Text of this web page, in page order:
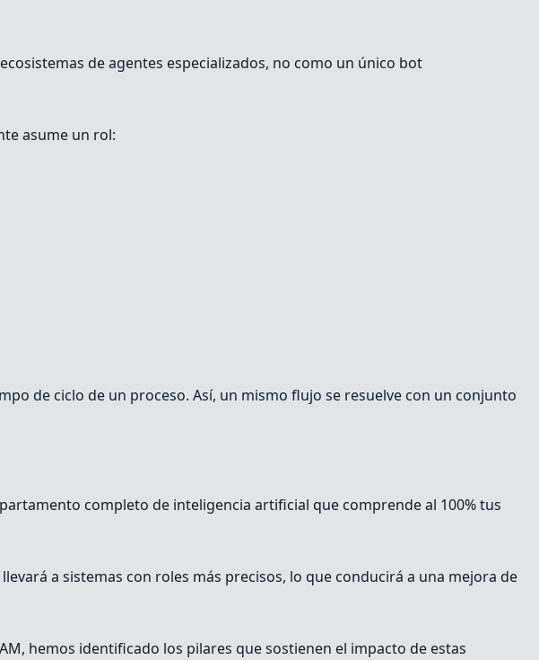
de agentes especializados, no como un único bot
asume un rol:
de ciclo de un proceso. Así, un mismo flujo se resuelve con un conjunto
completo de inteligencia artificial que comprende al 100% tus
a sistemas con roles más precisos, lo que conducirá a una mejora de
hemos identificado los pilares que sostienen el impacto de estas